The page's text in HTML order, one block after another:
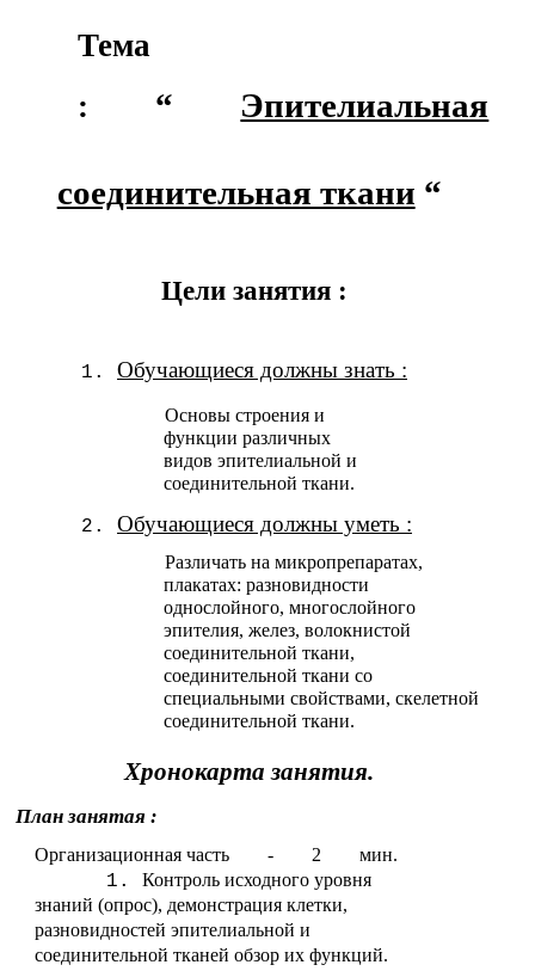
Тема
: “ Эпителиальная
соединительная ткани “
Цели занятия :
Обучающиеся должны знать :
Основы строения и
функции различных
видов эпителиальной и
соединительной ткани.
Обучающиеся должны уметь :
Различать на микропрепаратах,
плакатах: разновидности
однослойного, многослойного
эпителия, желез, волокнистой
соединительной ткани,
соединительной ткани со
специальными свойствами, скелетной
соединительной ткани.
Хронокарта занятия.
План занятая :
Организационная часть - 2 мин.
Контроль исходного уровня
знаний (опрос), демонстрация клетки,
разновидностей эпителиальной и
соединительной тканей обзор их функций.